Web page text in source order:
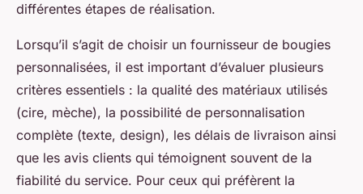
différentes étapes de réalisation.
Lorsqu’il s’agit de choisir un fournisseur de bougies
personnalisées, il est important d’évaluer plusieurs
critères essentiels : la qualité des matériaux utilisés
(cire, mèche), la possibilité de personnalisation
complète (texte, design), les délais de livraison ainsi
que les avis clients qui témoignent souvent de la
fiabilité du service. Pour ceux qui préfèrent la